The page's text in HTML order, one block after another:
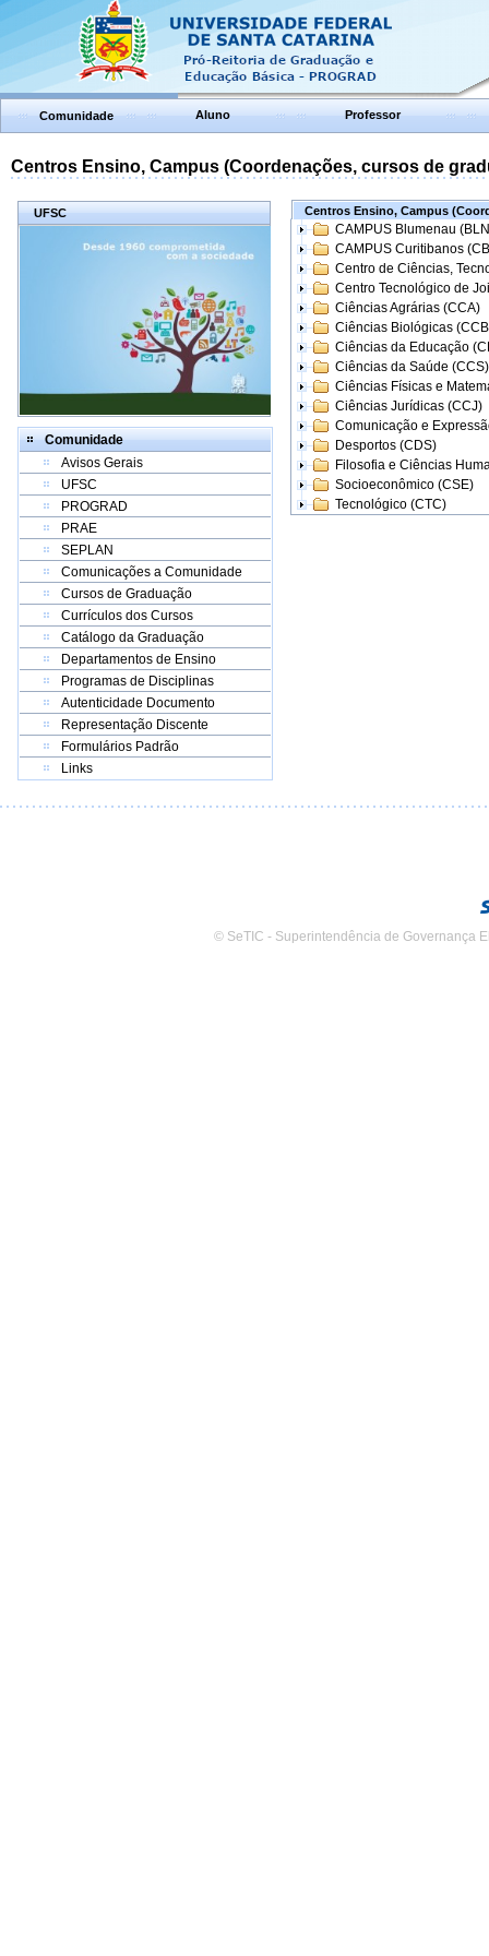
Comunidade Aluno Professor
Centros Ensino, Campus (Coordenações, cursos de
UFSC
Comunidade
Avisos Gerais
UFSC
PROGRAD
PRAE
SEPLAN
Comunicações a Comunidade
Cursos de Graduação
Currículos dos Cursos
Catálogo da Graduação
Departamentos de Ensino
Programas de Disciplinas
Autenticidade Documento
Representação Discente
Formulários Padrão
Links
Centros Ensino, Campus
CAMPUS Blumenau
CAMPUS Curitibanos
Centro de Ciências,
Centro Tecnológico de
Ciências Agrárias (CCA)
Ciências Biológicas
Ciências da Educação
Ciências da Saúde (CCS)
Ciências Físicas e
Ciências Jurídicas (CCJ)
Comunicação e
Desportos (CDS)
Filosofia e Ciências
Socioeconômico (CSE)
Tecnológico (CTC)
© SeTIC - Superintendência de Governança